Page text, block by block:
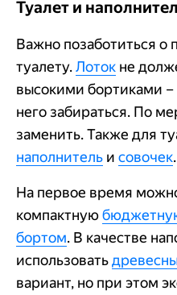
Туалет и
Важно позаботиться о
туалету.Лоток не
высокими бортиками –
него забираться. По
заменить. Также для
наполнитель и совочек.
На первое время
компактную
бортом. В качестве
использовать
вариант, но при этом